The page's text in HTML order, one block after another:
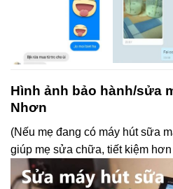
Hình ảnh bảo hành/sửa
Nhơn
(Nếu mẹ đang có máy hút sữa
giúp mẹ sửa chữa, tiết kiệm